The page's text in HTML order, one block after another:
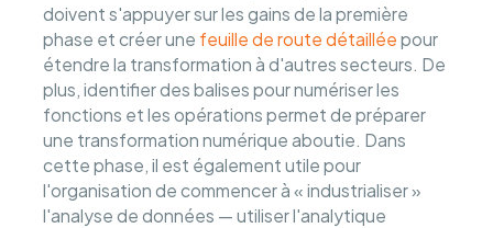
doivent s'appuyer sur les gains de la première
phase et créer une feuille de route détaillée pour
étendre la transformation à d'autres secteurs. De
plus, identifier des balises pour numériser les
fonctions et les opérations permet de préparer
une transformation numérique aboutie. Dans
cette phase, il est également utile pour
l'organisation de commencer à « industrialiser »
l'analyse de données — utiliser l'analytique